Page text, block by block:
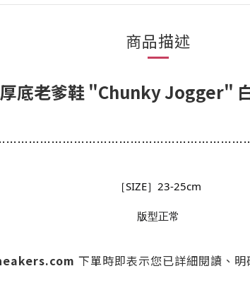
商品描述
底老爹鞋 "Chunky Jogger"
………………………………………………………
［SIZE］23-25cm
版型正常
下單時即表示您已詳細閱讀、